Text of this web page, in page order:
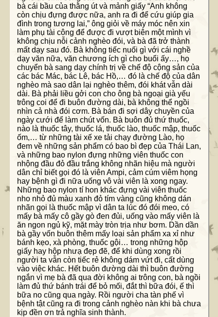
bà cái bầu của thằng út và mảnh giấy “Anh không
còn chịu đựng được nữa, anh ra đi để cứu giúp gia
đình trong tương lai,” ông giỏi về máy móc nên xin
làm phụ tài công để được đi vượt biên một mình vì
không chịu nỗi cảnh nghèo đói, và bà đã trở thành
mất dạy sau đó. Bà không tiếc nuối gì với cái nghề
dạy văn nữa, văn chương ích gì cho buổi ấy…, họ
chuyển bà sang dạy chính trị về chế độ cộng sản của
các bác Mác, bác Lê, bác Hồ,… đó là chế độ của dân
nghèo mà sao dân lại nghèo thêm, đói khát vẫn dài
dài. Bà phải liều gởi con cho ông bà ngoại già yếu
trông coi để đi buôn đường dài, bà không thể ngồi
nhìn cả nhà đói cơm. Bà bán đi sợi dây chuyền của
ngày cưới để làm chút vốn. Bà buôn đủ thứ thuốc,
nào là thuốc tây, thuốc lá, thuốc lào, thuốc mập, thuốc
ốm,… từ những tài xế xe tải chạy đường Lào, họ
đem về những sản phẩm có bao bì đẹp của Thái Lan,
và những bao nylon đựng những viên thuốc con
nhộng đầu đỏ đầu trắng không nhãn hiệu mà người
dân chỉ biết gọi đó là viên Ampi, cảm cúm viêm họng
hay bệnh gì đi nữa uống vô vài viên là xong ngay.
Những bao nylon tí hon khác đựng vài viên thuốc
nho nhỏ đủ màu xanh đỏ tím vàng cũng không dán
nhãn gọi là thuốc mập vì dân ta lúc đó đói meo, có
mấy bà mấy cô gầy gò đen đủi, uống vào mấy viên là
ăn ngon ngủ kỹ, mặt mày tròn trịa như bơm. Dần dần
bà gầy vốn buôn thêm mấy loại sản phẩm xa xỉ như
bánh kẹo, xà phòng, thuốc gội… trong những hộp
giấy hay hộp nhưạ đẹp đẽ, để khi dùng xong rồi
người ta vẫn còn tiếc rẻ không dám vứt đi, cất dùng
vào việc khác. Hết buôn đường dài thì buôn đường
ngắn vì mẹ bà đã qua đời không ai trông con, bà ngồi
làm đủ thứ bánh trái để bỏ mối, đắt thì bữa đói, ế thì
bữa no cũng qua ngày. Rồi người cha tàn phế vì
bệnh tật cũng ra đi trong cảnh nghèo nàn khi bà chưa
kịp đền ơn trả nghĩa sinh thành.